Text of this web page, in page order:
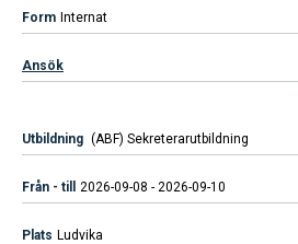
Internat
Ansök
(ABF) Sekreterarutbildning
2026-09-08 - 2026-09-10
Ludvika